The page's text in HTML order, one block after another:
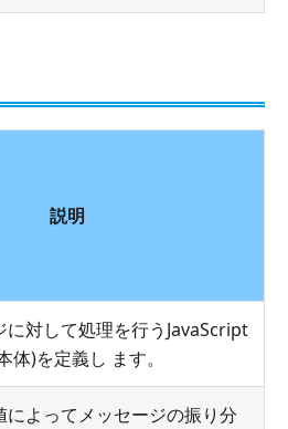
説明
に対して処理を行うJavaScript
体)を定義し ます。
によってメッセージの振り分